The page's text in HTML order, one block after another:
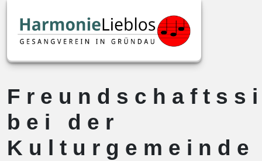
bei der
Kulturgemeinde